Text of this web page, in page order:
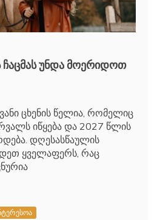
ჩაცმას უნდა მოერიდოთ
ცხენის წელია, რომელიც
იწყება და 2027 წლის
დღესასწაულის
ყველაფერს, რაც